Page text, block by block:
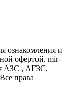
ознакомления и
офертой. mir-
АЗС , АГЗС,
права